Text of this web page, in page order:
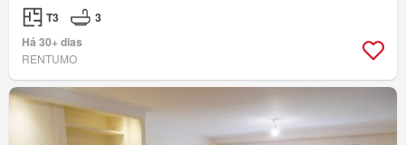
T3
3
Há 30+ dias
RENTUMO